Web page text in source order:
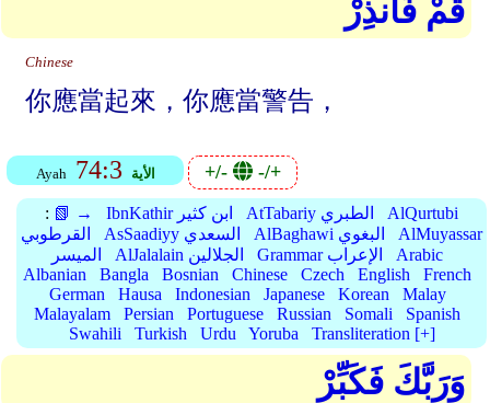
قُمْ فَأَنذِرْ
Chinese
你應當起來，你應當警告，
Ayah 74:3 الأية +/- -/+
: 📗 → IbnKathir ابن كثير AtTabariy الطبري
AlQurtubi
القرطوبي
AsSaadiyy السعدي AlBaghawi البغوي
AlMuyassar
الميسر
AlJalalain الجلالين Grammar الإعراب
Arabic
Albanian
Bangla Bosnian Chinese Czech English
French
German
Hausa Indonesian Japanese Korean
Malay
Malayalam
Persian Portuguese Russian Somali
Spanish
Swahili
Turkish Urdu Yoruba Transliteration [+]
وَرَبَّكَ فَكَبِّرْ